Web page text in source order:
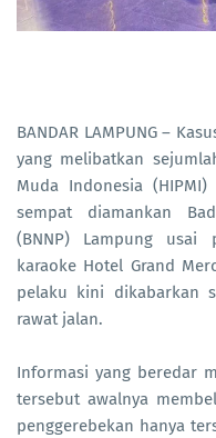
BANDAR LAMPUNG –
yang melibatkan
Muda Indonesia
sempat diamankan
(BNNP) Lampung usai
karaoke Hotel Grand
pelaku kini dikabarkan
rawat jalan.
Informasi yang beredar
tersebut awalnya
penggerebekan hanya